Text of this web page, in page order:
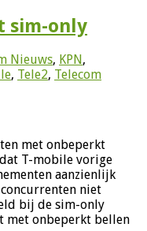
sim-only
Nieuws, KPN ,
, Tele2, Telecom
met onbeperkt
T-mobile vorige
aanzienlijk
niet
bij de sim-only
met onbeperkt bellen